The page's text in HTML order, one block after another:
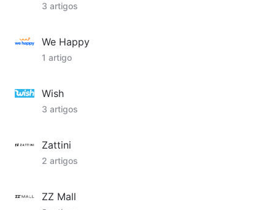
3 artigos
We Happy
1 artigo
Wish
3 artigos
Zattini
2 artigos
ZZ Mall